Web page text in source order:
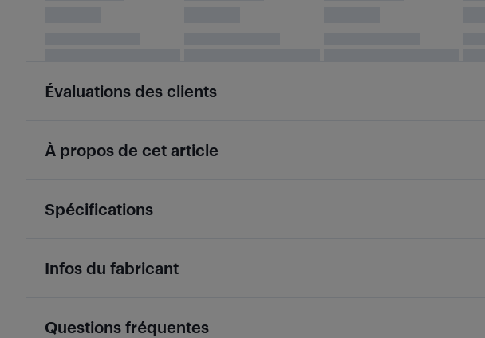
Évaluations des clients
À propos de cet article
Spécifications
Infos du fabricant
Questions fréquentes